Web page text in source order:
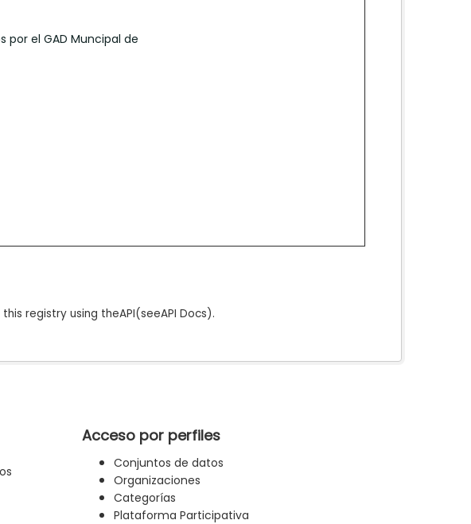
por el GAD Muncipal de
registry using theAPI(seeAPI Docs).
Acceso por perfiles
Conjuntos de datos
Organizaciones
Categorías
Plataforma Participativa